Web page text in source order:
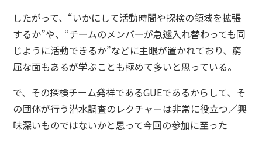
したがって、“いかにして活動時間や探検の領域を拡張
するか”や、“チームのメンバーが急遽入れ替わっても同
じように活動できるか”などに主眼が置かれており、窮
屈な面もあるが学ぶことも極めて多いと思っている。
で、その探検チーム発祥であるGUEであるからして、そ
の団体が行う潜水調査のレクチャーは非常に役立つ／興
味深いものではないかと思って今回の参加に至った